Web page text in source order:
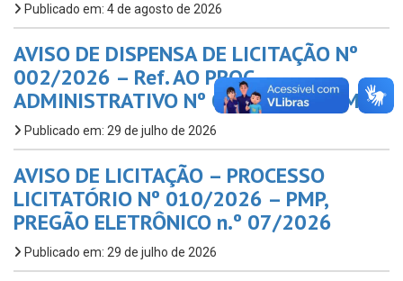
Publicado em: 4 de agosto de 2026
AVISO DE DISPENSA DE LICITAÇÃO Nº
002/2026 – Ref. AO PROC.
ADMINISTRATIVO Nº 002/2025 – FMAS
Publicado em: 29 de julho de 2026
AVISO DE LICITAÇÃO – PROCESSO
LICITATÓRIO Nº 010/2026 – PMP,
PREGÃO ELETRÔNICO n.º 07/2026
Publicado em: 29 de julho de 2026